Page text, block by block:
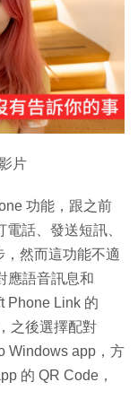
片
功能，跟之前
話、發送短訊、
然而這功能不適
應語音訊息和
Phone Link 的
之後選擇配對
Windows app，方
的 QR Code，